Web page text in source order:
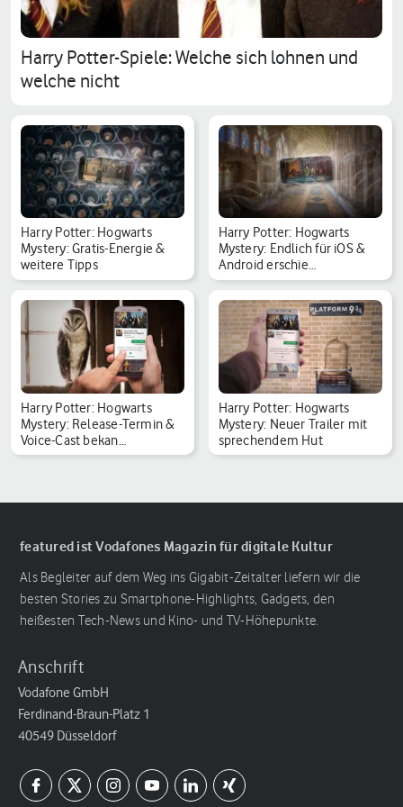
Harry Potter-Spiele: Welche sich lohnen und
welche nicht
Harry Potter: Hogwarts
Mystery: Gratis-Energie &
weitere Tipps
Harry Potter: Hogwarts
Mystery: Endlich für iOS &
Android erschie…
Harry Potter: Hogwarts
Mystery: Release-Termin &
Voice-Cast bekan…
Harry Potter: Hogwarts
Mystery: Neuer Trailer mit
sprechendem Hut
featured ist Vodafones Magazin für digitale Kultur
Als Begleiter auf dem Weg ins Gigabit-Zeitalter liefern wir die
besten Stories zu Smartphone-Highlights, Gadgets, den
heißesten Tech-News und Kino- und TV-Höhepunkte.
Anschrift
Vodafone GmbH
Ferdinand-Braun-Platz 1
40549 Düsseldorf